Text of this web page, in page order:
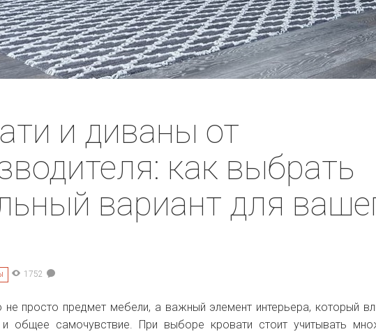
и диваны от
как выбрать
вариант для
1752
просто предмет мебели, а важный элемент интерьера, который
и общее самочувствие. При выборе кровати стоит учитывать